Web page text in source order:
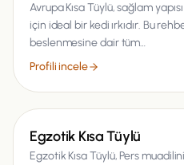
Avrupa Kısa Tüylü, sağlam
için ideal bir kedi ırkıdır. Bu
beslenmesine dair tüm…
Profili incele
Egzotik Kısa Tüylü
Egzotik Kısa Tüylü, Pers